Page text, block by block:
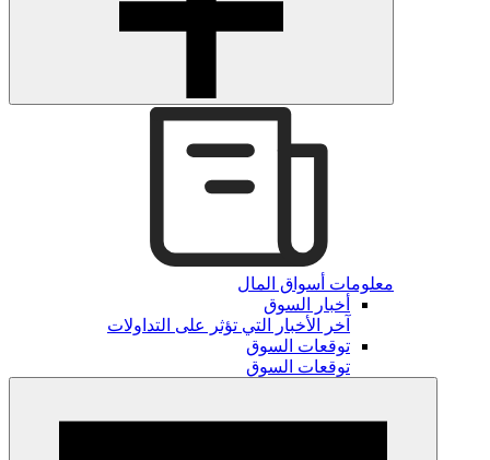
معلومات أسواق المال
أخبار السوق
آخر الأخبار التي تؤثر على التداولات
توقعات السوق
توقعات السوق